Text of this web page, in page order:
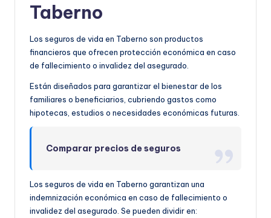
Taberno
Los seguros de vida en Taberno son productos
financieros que ofrecen protección económica en caso
de fallecimiento o invalidez del asegurado.
Están diseñados para garantizar el bienestar de los
familiares o beneficiarios, cubriendo gastos como
hipotecas, estudios o necesidades económicas futuras.
Comparar precios de seguros
Los seguros de vida en Taberno garantizan una
indemnización económica en caso de fallecimiento o
invalidez del asegurado. Se pueden dividir en: